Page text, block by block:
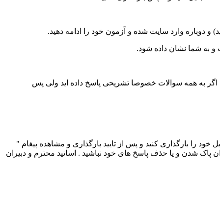
.
و به شما نشان داده شود.
اگر به همه سوالات خصوصا تشریحی پاسخ داده اید ولی پس
را بارگذاری کنید و پس از تایید بارگذاری و مشاهده پیغام "
پاک شدن و یا حذف پاسخ های خود نباشید . اساتید محترم و دبیران